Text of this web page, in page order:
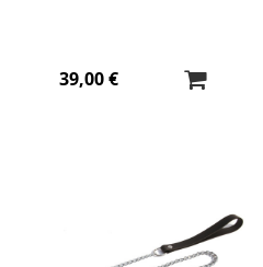
39,00 €
à